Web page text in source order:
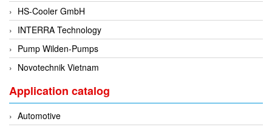
EXAIR
Exergen
Exide Technologies Vietnam
EXOR
FANUC
FDM/ F.lli Della Marca Srl
HS-Cooler GmbH
INTERRA Technology
Pump Wilden-Pumps
Novotechnik Vietnam
Application catalog
Automotive